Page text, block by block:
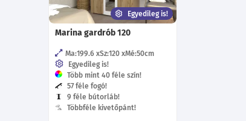
Egyedileg is!
Marina gardrób 120
Ma:199.6 Sz:120 Mé:50cm
Egyedileg is!
Több mint 40 féle szín!
57 féle fogó!
9 féle bútorláb!
Többféle kivetőpánt!